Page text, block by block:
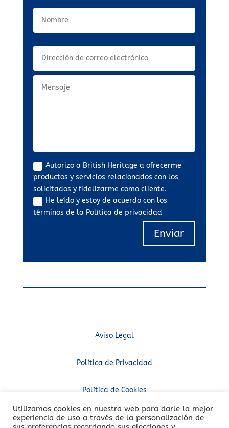
Autorizo a British Heritage a ofrecerme
productos y servicios relacionados con los
solicitados y fidelizarme como cliente.
He leído y estoy de acuerdo con los
términos de la Política de privacidad
Enviar
Aviso Legal
Política de Privacidad
Política de Cookies
Diseño web
Utilizamos cookies en nuestra web para darle la mejor
experiencia de uso a través de la personalización de